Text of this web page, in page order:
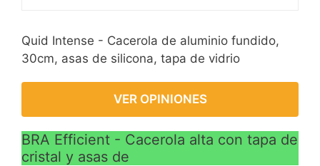
Quid Intense - Cacerola de aluminio fundido,
30cm, asas de silicona, tapa de vidrio
VER OPINIONES
BRA Efficient - Cacerola alta con tapa de
cristal y asas de